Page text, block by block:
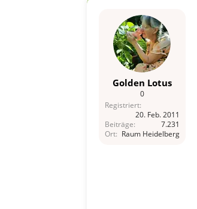
Golden Lotus
0
Registriert
20. Feb. 2011
Beiträge
7.231
Ort
Raum Heidelberg